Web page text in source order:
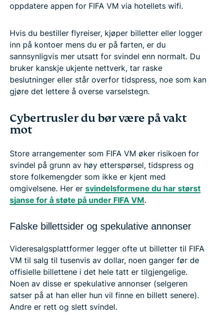
oppdatere appen for FIFA VM via hotellets wifi.
Hvis du bestiller flyreiser, kjøper billetter eller logger
inn på kontoer mens du er på farten, er du
sannsynligvis mer utsatt for svindel enn normalt. Du
bruker kanskje ukjente nettverk, tar raske
beslutninger eller står overfor tidspress, noe som kan
gjøre det lettere å overse varselstegn.
Cybertrusler du bør være på vakt
mot
Store arrangementer som FIFA VM øker risikoen for
svindel på grunn av høy etterspørsel, tidspress og
store folkemengder som ikke er kjent med
omgivelsene. Her er svindelsformene du har størst
sjanse for å støte på under FIFA VM.
Falske billettsider og spekulative annonser
Videresalgsplattformer legger ofte ut billetter til FIFA
VM til salg til tusenvis av dollar, noen ganger før de
offisielle billettene i det hele tatt er tilgjengelige.
Noen av disse er spekulative annonser (selgeren
satser på at han eller hun vil finne en billett senere).
Andre er rett og slett svindel.